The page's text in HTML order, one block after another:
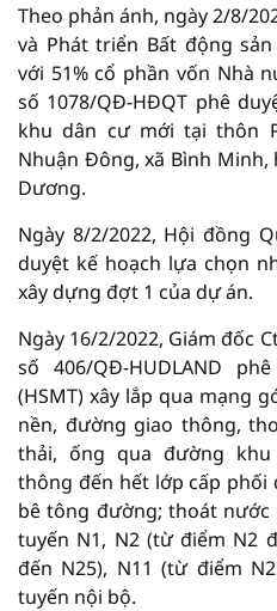
Theo phản ánh, ngày 2/8/
và Phát triển Bất động sản
với 51% cổ phần vốn Nhà
số 1078/QĐ-HĐQT phê
khu dân cư mới tại thôn
Nhuận Đông, xã Bình Minh,
Dương.
Ngày 8/2/2022, Hội đồng
duyệt kế hoạch lựa chọn
xây dựng đợt 1 của dự án.
Ngày 16/2/2022, Giám đốc
số 406/QĐ-HUDLAND
(HSMT) xây lắp qua mạng
nền, đường giao thông,
thải, ống qua đường
thông đến hết lớp cấp phối
bê tông đường; thoát
tuyến N1, N2 (từ điểm N2
đến N25), N11 (từ điểm
tuyến nội bộ.